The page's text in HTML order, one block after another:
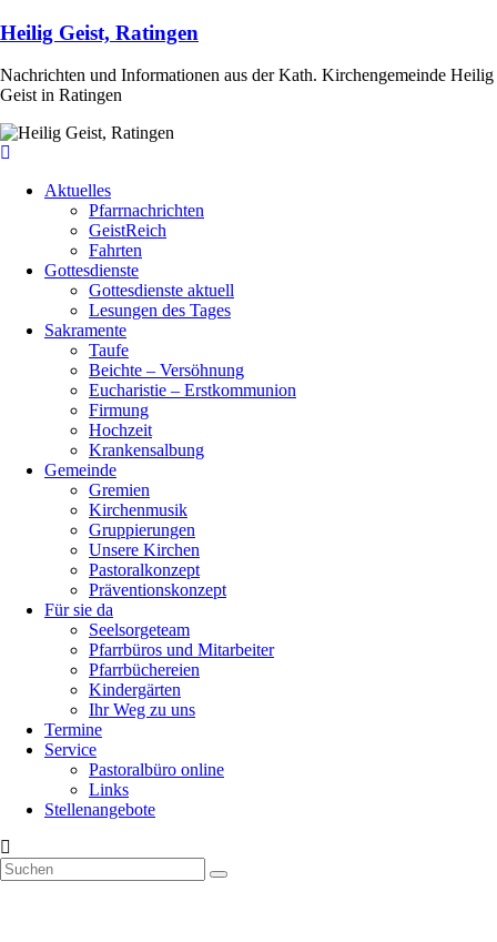
Heilig Geist, Ratingen
Nachrichten und Informationen aus der Kath. Kirchengemeinde Heilig
Geist in Ratingen
Aktuelles
Pfarrnachrichten
GeistReich
Fahrten
Gottesdienste
Gottesdienste aktuell
Lesungen des Tages
Sakramente
Taufe
Beichte – Versöhnung
Eucharistie – Erstkommunion
Firmung
Hochzeit
Krankensalbung
Gemeinde
Gremien
Kirchenmusik
Gruppierungen
Unsere Kirchen
Pastoralkonzept
Präventionskonzept
Für sie da
Seelsorgeteam
Pfarrbüros und Mitarbeiter
Pfarrbüchereien
Kindergärten
Ihr Weg zu uns
Termine
Service
Pastoralbüro online
Links
Stellenangebote